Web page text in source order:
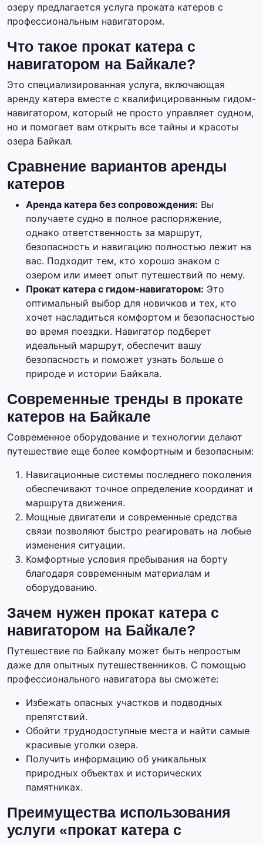
озеру предлагается услуга проката катеров с
профессиональным навигатором.
Что такое прокат катера с
навигатором на Байкале?
Это специализированная услуга, включающая
аренду катера вместе с квалифицированным гидом-
навигатором, который не просто управляет судном,
но и помогает вам открыть все тайны и красоты
озера Байкал.
Сравнение вариантов аренды
катеров
Аренда катера без сопровождения: Вы
получаете судно в полное распоряжение,
однако ответственность за маршрут,
безопасность и навигацию полностью лежит на
вас. Подходит тем, кто хорошо знаком с
озером или имеет опыт путешествий по нему.
Прокат катера с гидом-навигатором: Это
оптимальный выбор для новичков и тех, кто
хочет насладиться комфортом и безопасностью
во время поездки. Навигатор подберет
идеальный маршрут, обеспечит вашу
безопасность и поможет узнать больше о
природе и истории Байкала.
Современные тренды в прокате
катеров на Байкале
Современное оборудование и технологии делают
путешествие еще более комфортным и безопасным:
Навигационные системы последнего поколения
обеспечивают точное определение координат и
маршрута движения.
Мощные двигатели и современные средства
связи позволяют быстро реагировать на любые
изменения ситуации.
Комфортные условия пребывания на борту
благодаря современным материалам и
оборудованию.
Зачем нужен прокат катера с
навигатором на Байкале?
Путешествие по Байкалу может быть непростым
даже для опытных путешественников. С помощью
профессионального навигатора вы сможете:
Избежать опасных участков и подводных
препятствий.
Обойти труднодоступные места и найти самые
красивые уголки озера.
Получить информацию об уникальных
природных объектах и исторических
памятниках.
Преимущества использования
услуги «прокат катера с